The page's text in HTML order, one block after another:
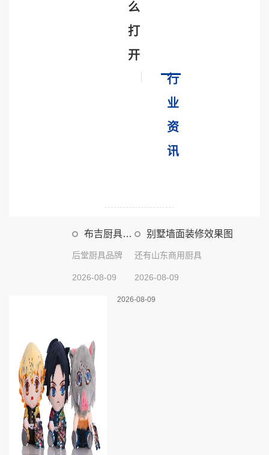
么
打
开
行
业
资
讯
布吉厨具设
后堂厨具品牌
2026-08-09
别墅墙面装修效果图
还有山东商用厨具
2026-08-09
2026-08-09